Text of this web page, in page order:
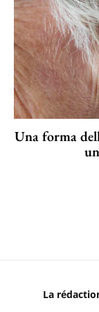
Una forma
La